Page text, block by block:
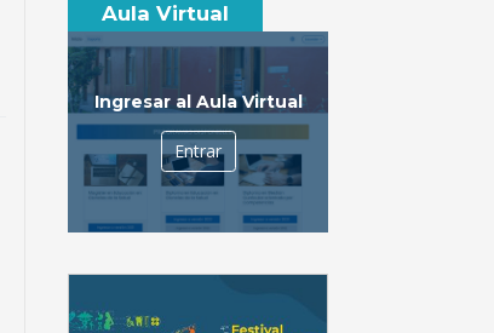
Aula Virtual
Ingresar al Aula Virtual
Entrar